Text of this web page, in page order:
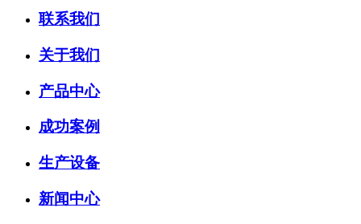
联系我们
关于我们
产品中心
成功案例
生产设备
新闻中心